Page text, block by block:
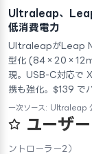
Ultraleap、
低消費電力
UltraleapがLeap
型化
現。USB-C対応で
携も強化。$139 で
一次ソース: Ultraleap
ユーザ
ントローラー2）